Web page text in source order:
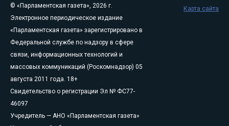
© «Парламентская газета», 2026 г.
Электронное периодическое издание
«Парламентская газета» зарегистрировано в
Федеральной службе по надзору в сфере
связи, информационных технологий и
массовых коммуникаций (Роскомнадзор) 05
августа 2011 года. 18+
Свидетельство о регистрации Эл № ФС77-
46097
Учредитель — АНО «Парламентская газета»
Карта сайта